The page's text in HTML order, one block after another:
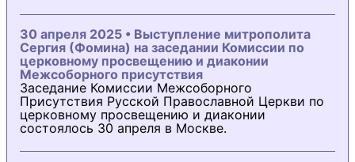
30 апреля 2025 • Выступление митрополита
Сергия (Фомина) на заседании Комиссии по
церковному просвещению и диаконии
Межсоборного присутствия
Заседание Комиссии Межсоборного
Присутствия Русской Православной Церкви по
церковному просвещению и диаконии
состоялось 30 апреля в Москве.